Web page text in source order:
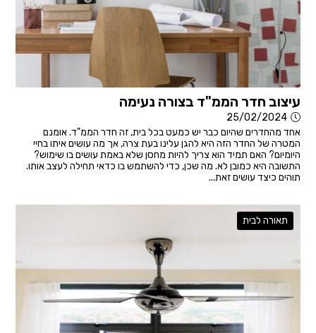
עיצוב חדר הממ"ד בצורה נעימה
25/02/2024
אחד מהחדרים שהיום כבר יש כמעט בכל בית, זה חדר הממ"ד. אומנם
המטרה של החדר הזה היא להגן עלינו בעת צרה, אך מה עושים איתו בחיי
היומיום? האם תמיד הוא צריך להיות מחסן שלא באמת עושים בו שימוש?
התשובה היא כמובן לא. מה שכן, כדי להשתמש בו כדאי תחילה לעצב אותו.
תוהים כיצד עושים זאת...
תאורה לבית